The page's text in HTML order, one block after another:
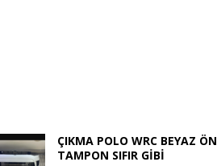
ÇIKMA POLO WRC BEYAZ ÖN
TAMPON SIFIR GİBİ